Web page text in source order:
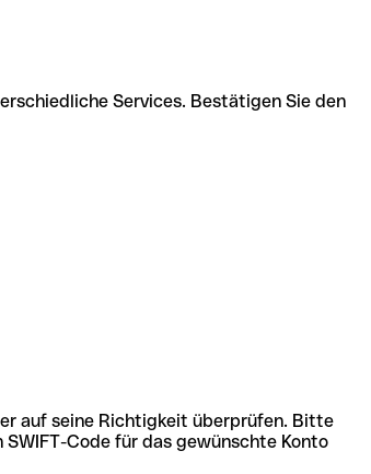
Services. Bestätigen Sie den
auf seine Richtigkeit überprüfen. Bitte
Code für das gewünschte Konto